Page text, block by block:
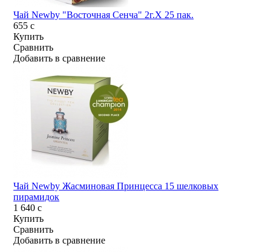
Чай Newby "Восточная Сенча" 2г.Х 25 пак.
655c
Купить
Сравнить
Добавить в сравнение
Чай Newby Жасминовая Принцесса 15 шелковых
пирамидок
1 640c
Купить
Сравнить
Добавить в сравнение